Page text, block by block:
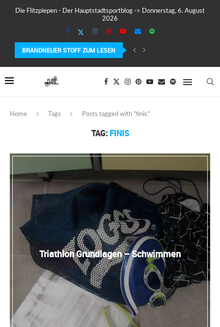
Die Flitzpiepen - Der Hauptstadtsportblog -> Donnerstag, 6. August
2026
BRANDNEUER STOFF ZUM LESEN
COROS PACE 4 IM TEST – LEICHT, SCHNELL...
Home Tags Posts tagged with "finis"
TAG: FINIS
Triathlon Grundlagen – Schwimmen